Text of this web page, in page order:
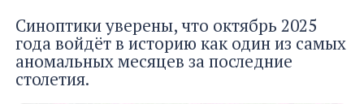
Синоптики уверены, что октябрь 2025
года войдёт в историю как один из самых
аномальных месяцев за последние
столетия.